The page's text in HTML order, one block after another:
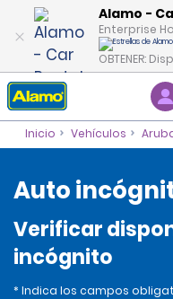
Alamo -
Enterprise
OBTENER:
Inicio Vehículos
Auto
Verificar
incógnito
* Indica los campos